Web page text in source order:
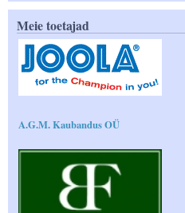
Meie toetajad
A.G.M. Kaubandus OÜ